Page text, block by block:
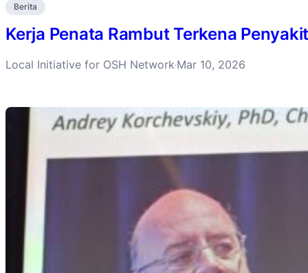
Berita
Kerja Penata Rambut Terkena
Local Initiative for OSH Network·Mar 10, 2026